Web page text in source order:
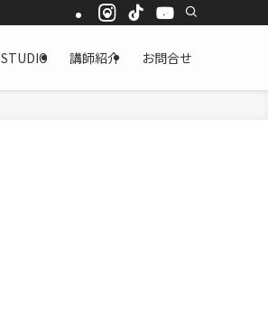
STUDIO 講師紹介 お問合せ